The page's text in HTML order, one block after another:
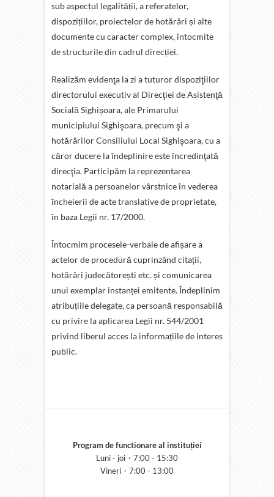
sub aspectul legalității, a referatelor,
dispozițiilor, proiectelor de hotărâri și alte
documente cu caracter complex, întocmite
de structurile din cadrul direcției.
Realizăm evidenţa la zi a tuturor dispoziţiilor
directorului executiv al Direcţiei de Asistenţă
Socială Sighișoara, ale Primarului
municipiului Sighişoara, precum şi a
hotărârilor Consiliului Local Sighişoara, cu a
căror ducere la îndeplinire este încredinţată
direcţia. Participăm la reprezentarea
notarială a persoanelor vârstnice în vederea
încheierii de acte translative de proprietate,
în baza Legii nr. 17/2000.
Întocmim procesele-verbale de afișare a
actelor de procedură cuprinzând citații,
hotărâri judecătorești etc. și comunicarea
unui exemplar instanței emitente. Îndeplinim
atribuțiile delegate, ca persoană responsabilă
cu privire la aplicarea Legii nr. 544/2001
privind liberul acces la informațiile de interes
public.
Program de functionare al instituției
Luni - joi・7:00 - 15:30
Vineri・7:00 - 13:00